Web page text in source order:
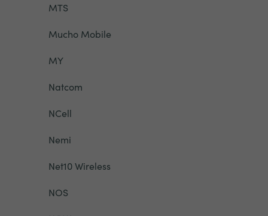
MTS
Mucho Mobile
MY
Natcom
NCell
Nemi
Net10 Wireless
NOS